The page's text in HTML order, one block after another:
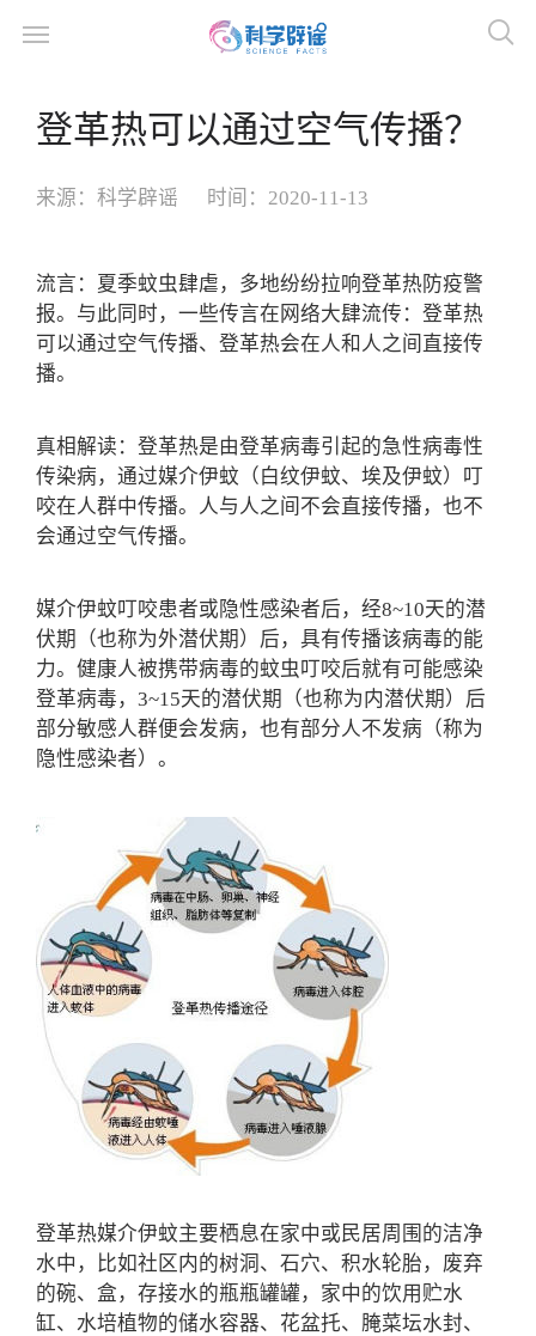
登革热可以通过空气传播？
来源： 科学辟谣 时间： 2020-11-13
流言：夏季蚊虫肆虐，多地纷纷拉响登革热防疫警
报。与此同时，一些传言在网络大肆流传：登革热
可以通过空气传播、登革热会在人和人之间直接传
播。
真相解读：登革热是由登革病毒引起的急性病毒性
传染病，通过媒介伊蚊（白纹伊蚊、埃及伊蚊）叮
咬在人群中传播。人与人之间不会直接传播，也不
会通过空气传播。
媒介伊蚊叮咬患者或隐性感染者后，经8~10天的潜
伏期（也称为外潜伏期）后，具有传播该病毒的能
力。健康人被携带病毒的蚊虫叮咬后就有可能感染
登革病毒，3~15天的潜伏期（也称为内潜伏期）后
部分敏感人群便会发病，也有部分人不发病（称为
隐性感染者）。
登革热媒介伊蚊主要栖息在家中或民居周围的洁净
水中 ，比如社区内的树洞、石穴、积水轮胎，废弃
的碗、盒，存接水的瓶瓶罐罐，家中的饮用贮水
缸、水培植物的储水容器、花盆托、 腌菜坛水封、